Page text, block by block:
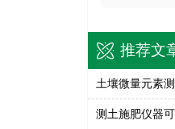
推荐文
测土施肥仪器